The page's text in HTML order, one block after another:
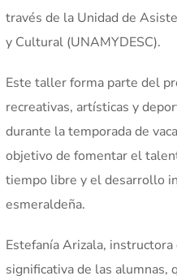
través de la Unidad de
y Cultural (UNAMYDESC).
Este taller forma parte del
recreativas, artísticas y
durante la temporada de
objetivo de fomentar el
tiempo libre y el desarrollo
esmeraldeña.
Estefanía Arizala,
significativa de las alumnas,